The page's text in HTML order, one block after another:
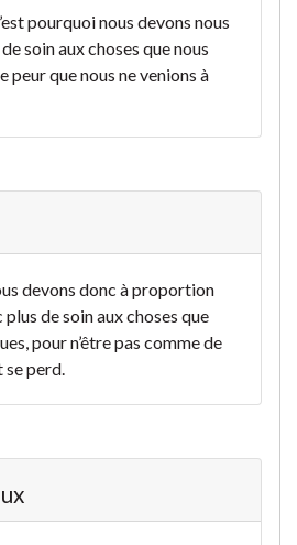
pourquoi nous devons nous
soin aux choses que nous
peur que nous ne venions à
devons donc à proportion
de soin aux choses que
pour n’être pas comme de
se perd.